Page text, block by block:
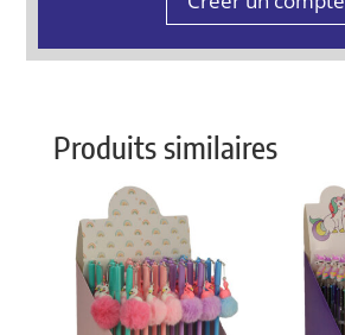
Produits similaires